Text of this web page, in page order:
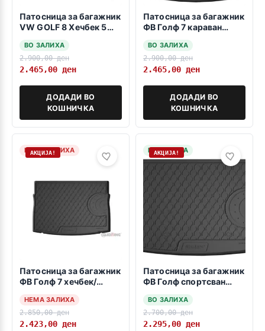
Патосница за багажник
VW GOLF 8 Хечбек 5
ВО ЗАЛИХА
2.900,00ден
2.465,00 ден
ДОДАДИ ВО
КОШНИЧКА
Патосница за багажник
ФВ Голф 7 караван
ВО ЗАЛИХА
2.900,00ден
2.465,00 ден
ДОДАДИ ВО
КОШНИЧКА
НЕМА ЗАЛИХА
АКЦИЈА!
Патосница за багажник
ФВ Голф 7 хечбек/
НЕМА ЗАЛИХА
2.850,00ден
2.423,00 ден
НА ЗАЛИХА
АКЦИЈА!
Патосница за багажник
ФВ Голф спортсван
ВО ЗАЛИХА
2.700,00ден
2.295,00 ден